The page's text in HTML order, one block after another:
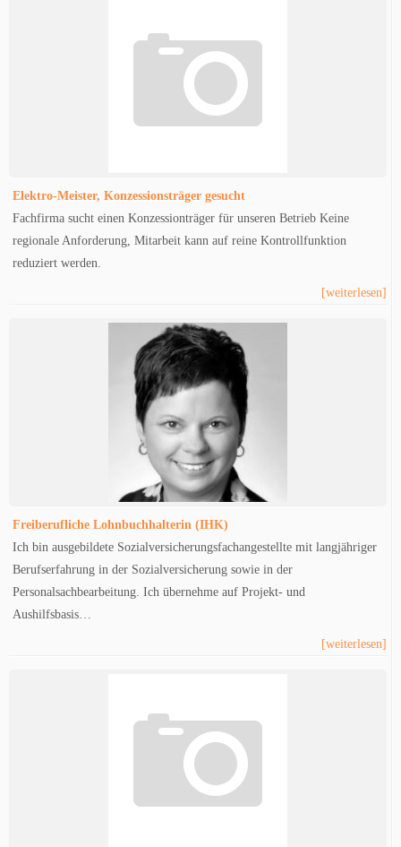
Elektro-Meister, Konzessionsträger gesucht
Fachfirma sucht einen Konzessionträger für unseren Betrieb Keine
regionale Anforderung, Mitarbeit kann auf reine Kontrollfunktion
reduziert werden.
[weiterlesen]
Freiberufliche Lohnbuchhalterin (IHK)
Ich bin ausgebildete Sozialversicherungsfachangestellte mit langjähriger
Berufserfahrung in der Sozialversicherung sowie in der
Personalsachbearbeitung. Ich übernehme auf Projekt- und
Aushilfsbasis…
[weiterlesen]